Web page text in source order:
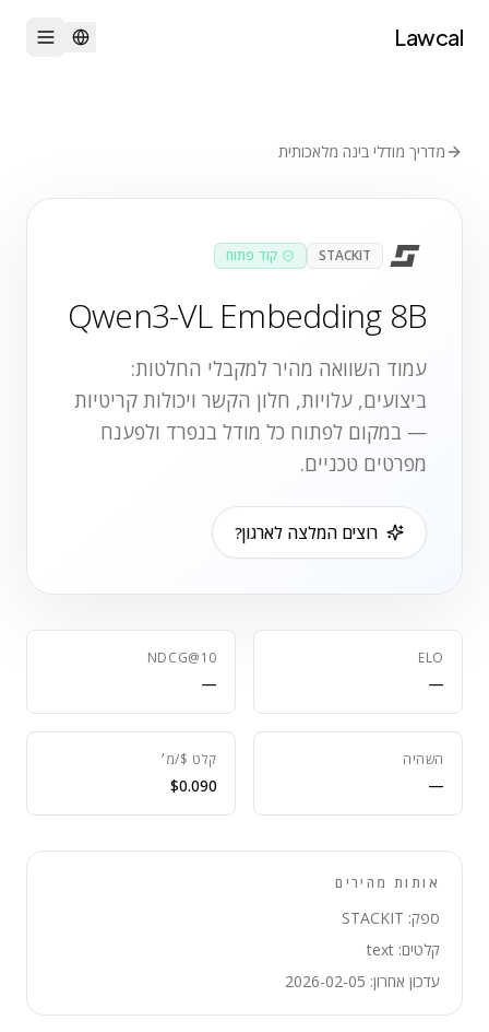
Lawcal
מדריך מודלי בינה מלאכותית
STACKIT קוד פתוח
Qwen3-VL Embedding 8B
עמוד השוואה מהיר למקבלי החלטות:
ביצועים, עלויות, חלון הקשר ויכולות קריטיות
— במקום לפתוח כל מודל בנפרד ולפענח
מפרטים טכניים.
רוצים המלצה לארגון?
ELO
—
NDCG@10
—
השהיה
—
קלט $/מ׳
$0.090
אותות מהירים
ספק: STACKIT
קלטים: text
עדכון אחרון: 2026-02-05